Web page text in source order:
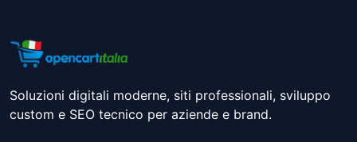
Soluzioni digitali moderne, siti professionali, sviluppo
custom e SEO tecnico per aziende e brand.